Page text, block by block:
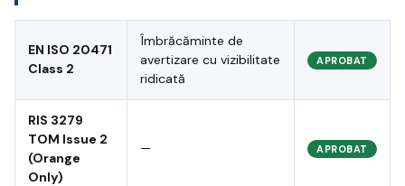
EN ISO 20471
Class 2
Îmbrăcăminte de
avertizare cu vizibilitate
ridicată
APROBAT
RIS 3279
TOM Issue 2
(Orange
Only)
— APROBAT